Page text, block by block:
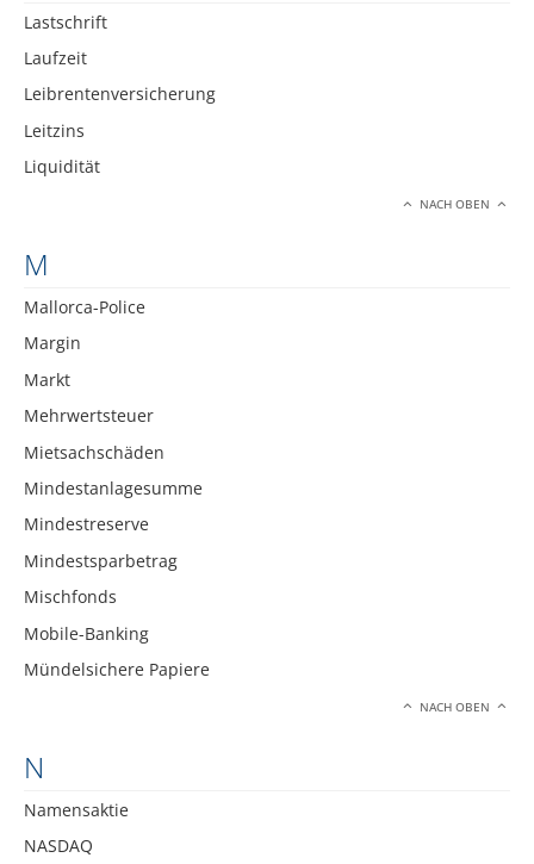
Lastschrift
Laufzeit
Leibrentenversicherung
Leitzins
Liquidität
NACH OBEN
M
Mallorca-Police
Margin
Markt
Mehrwertsteuer
Mietsachschäden
Mindestanlagesumme
Mindestreserve
Mindestsparbetrag
Mischfonds
Mobile-Banking
Mündelsichere Papiere
NACH OBEN
N
Namensaktie
NASDAQ